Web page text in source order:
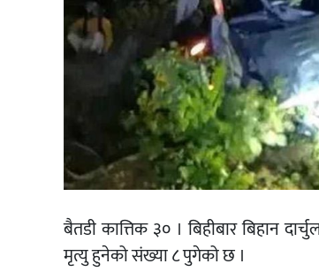
बैतडी कात्तिक ३० । बिहीबार बिहान
मृत्यु हुनेको संख्या ८ पुगेको छ ।